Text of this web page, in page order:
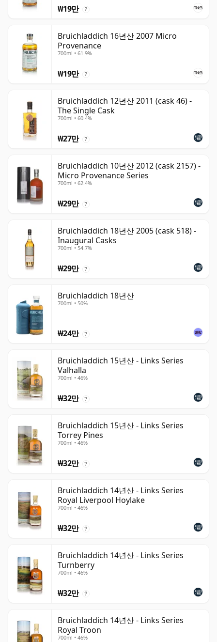
₩19만 ?
Bruichladdich 16년산 2007 Micro
Provenance
700ml • 61.9%
₩19만 ?
Bruichladdich 12년산 2011 (cask 46) -
The Single Cask
700ml • 60.4%
₩27만 ?
Bruichladdich 10년산 2012 (cask 2157) -
Micro Provenance Series
700ml • 62.4%
₩29만 ?
Bruichladdich 18년산 2005 (cask 518) -
Inaugural Casks
700ml • 54.7%
₩29만 ?
Bruichladdich 18년산
700ml • 50%
₩24만 ?
Bruichladdich 15년산 - Links Series
Valhalla
700ml • 46%
₩32만 ?
Bruichladdich 15년산 - Links Series
Torrey Pines
700ml • 46%
₩32만 ?
Bruichladdich 14년산 - Links Series
Royal Liverpool Hoylake
700ml • 46%
₩32만 ?
Bruichladdich 14년산 - Links Series
Turnberry
700ml • 46%
₩32만 ?
Bruichladdich 14년산 - Links Series
Royal Troon
700ml • 46%